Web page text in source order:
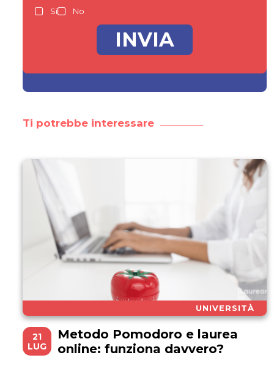
Si
No
Ti potrebbe interessare
UNIVERSITÀ
21
LUG
Metodo Pomodoro e laurea
online: funziona davvero?